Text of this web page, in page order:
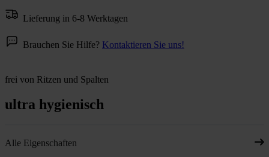
Lieferung in 6-8 Werktagen
Brauchen Sie Hilfe? Kontaktieren Sie uns!
frei von Ritzen und Spalten
ultra hygienisch
Alle Eigenschaften